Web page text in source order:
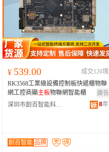
广东 浙江
河南 福建
山西 海南
青海
贵州 西藏
¥ 539.00
成交120塊
RK3568工業級設備控制板快遞櫃物聯
網工控商顯主板物聯網智能櫃
廣告
深圳市創百智能科技有限公司
8年
創百智能 品牌